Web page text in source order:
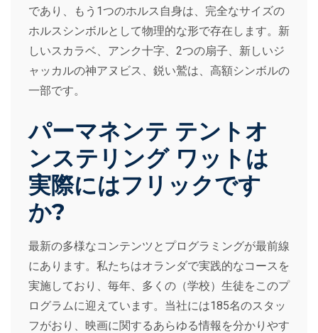
であり、もう1つのホルス自身は、完全なサイズの
ホルスシンボルとして物理的な形で存在します。新
しいスカラベ、アンク十字、2つの扇子、新しいジ
ャッカルの神アヌビス、鋭い鷲は、高額シンボルの
一部です。
パーマネンテ テントオ
ンステリング ワットは
実際にはフリックです
か?
最新の多様なコンテンツとプログラミングが最前線
にあります。私たちはオランダで実践的なコースを
実施しており、毎年、多くの（学校）生徒をこのプ
ログラムに迎えています。当社には185名のスタッ
フがおり、映画に関するあらゆる情報を分かりやす